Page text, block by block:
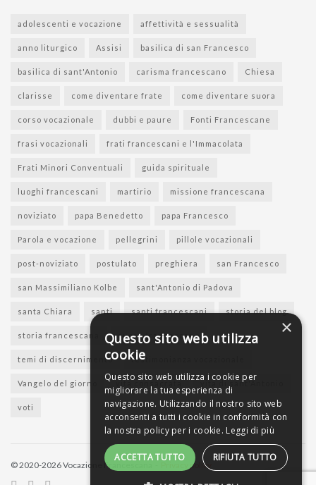
adolescenti e vocazione affettività e sessualità
anno liturgico Assisi basilica di san Francesco
basilica di sant'Antonio carisma francescano Chiesa
clarisse come diventare frate come diventare suora
corso vocazionale dubbi e paure Fonti Francescane
frasi vocazionali frati francescani e l'Immacolata
Frati Minori Conventuali guida spirituale
luoghi francescani martirio missione francescana
noviziato papa Benedetto papa Francesco
Parola e vocazione pellegrini pillole vocazionali
post-noviziato postulato preghiera san Francesco
san Massimiliano Kolbe sant'Antonio di Padova
santa Chiara santi santi francescani storia del blog
storia francescana suore francescane
temi di discernimento testimonianza vocazionale
Vangelo del giorno vita consacrata vita di sant'Antonio
voti
© 2020-2026 Vocazione Francescana - Privacy policy
×
Questo sito web utilizza
cookie
Questo sito web utilizza i cookie per
migliorare la tua esperienza di
navigazione. Utilizzando il nostro sito web
acconsenti a tutti i cookie in conformità con
la nostra policy per i cookie. Leggi di più
ACCETTA TUTTO RIFIUTA TUTTO